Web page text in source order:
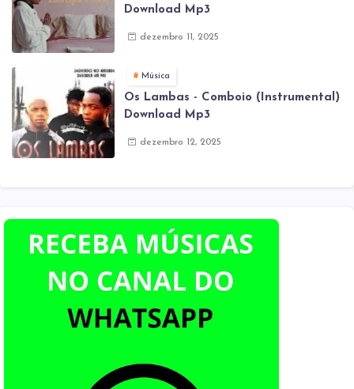
Download Mp3
dezembro 11, 2025
Música
Os Lambas - Comboio (Instrumental)
Download Mp3
dezembro 12, 2025